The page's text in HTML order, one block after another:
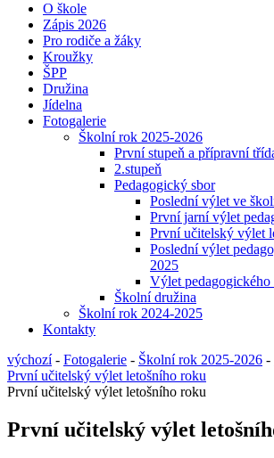
O škole
Zápis 2026
Pro rodiče a žáky
Kroužky
ŠPP
Družina
Jídelna
Fotogalerie
Školní rok 2025-2026
První stupeň a přípravní
2.stupeň
Pedagogický sbor
Poslední výlet ve
První jarní výlet
První učitelský výlet
Poslední výlet
2025
Výlet pedagogického
Školní družina
Školní rok 2024-2025
Kontakty
výchozí- Fotogalerie - Školní rok 2025-2026 -
První učitelský výlet letošního roku
První učitelský výlet letošního roku
První učitelský výlet